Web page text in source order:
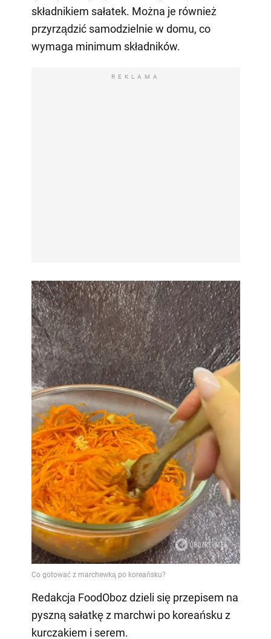
składnikiem sałatek. Można je również
przyrządzić samodzielnie w domu, co
wymaga minimum składników.
REKLAMA
Redakcja FoodOboz dzieli się przepisem na
pyszną sałatkę z marchwi po koreańsku z
kurczakiem i serem.